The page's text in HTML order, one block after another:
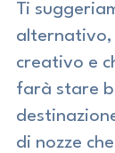
Ti
alternativo,
creativo e
farà stare
di nozze